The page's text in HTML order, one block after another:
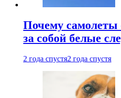
Почему самолеты
за собой белые
2 года спустя2 года спустя